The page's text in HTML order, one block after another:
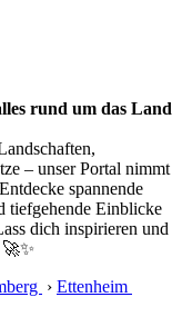
rund um das Land
– unser Portal nimmt
spannende
tiefgehende Einblicke
dich inspirieren und
› Ettenheim